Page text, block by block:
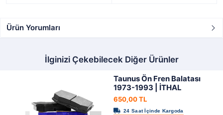
Ürün Yorumları
İlginizi Çekebilecek Diğer Ürünler
Taunus Ön Fren Balatası
1973-1993 | İTHAL
650,00 TL